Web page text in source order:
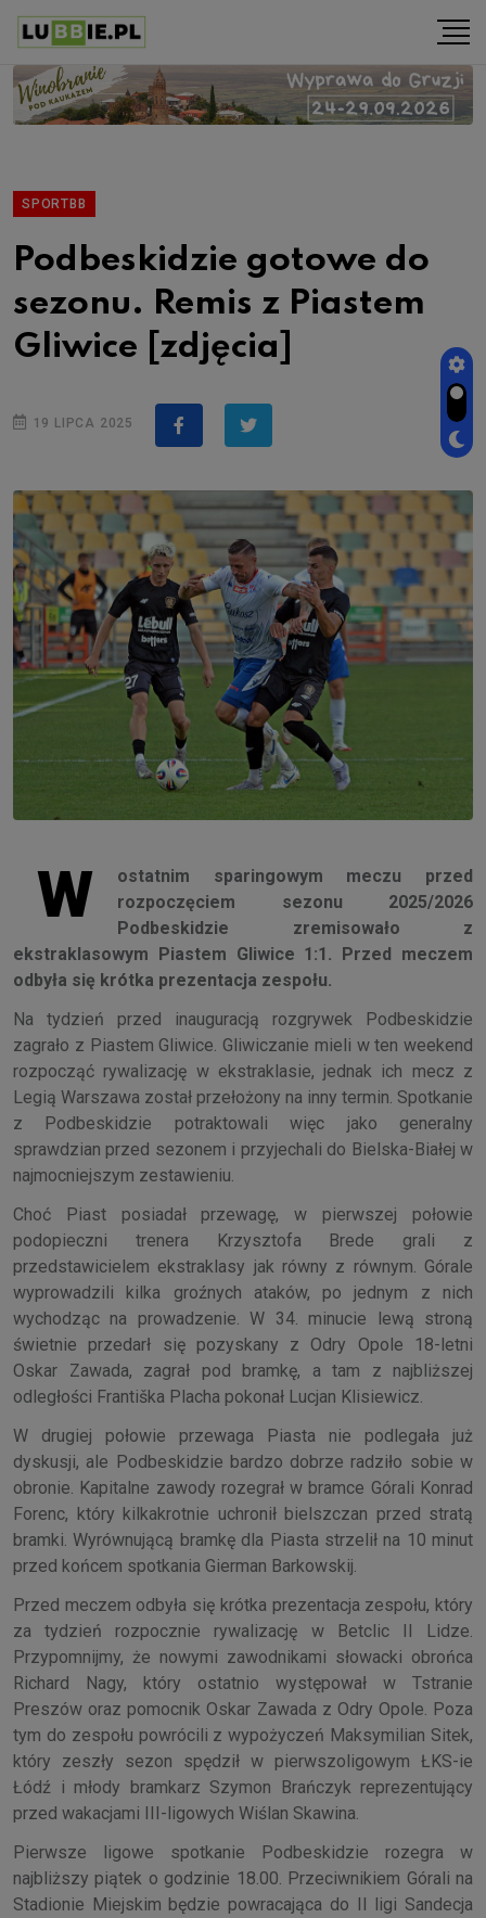
SPORTBB
Podbeskidzie gotowe do
sezonu. Remis z Piastem
Gliwice [zdjęcia]
19 LIPCA 2025
W
ostatnim sparingowym meczu przed
rozpoczęciem sezonu 2025/2026
Podbeskidzie zremisowało z
ekstraklasowym Piastem Gliwice 1:1. Przed meczem
odbyła się krótka prezentacja zespołu.
Na tydzień przed inauguracją rozgrywek Podbeskidzie
zagrało z Piastem Gliwice. Gliwiczanie mieli w ten weekend
rozpocząć rywalizację w ekstraklasie, jednak ich mecz z
Legią Warszawa został przełożony na inny termin. Spotkanie
z Podbeskidzie potraktowali więc jako generalny
sprawdzian przed sezonem i przyjechali do Bielska-Białej w
najmocniejszym zestawieniu.
Choć Piast posiadał przewagę, w pierwszej połowie
podopieczni trenera Krzysztofa Brede grali z
przedstawicielem ekstraklasy jak równy z równym. Górale
wyprowadzili kilka groźnych ataków, po jednym z nich
wychodząc na prowadzenie. W 34. minucie lewą stroną
świetnie przedarł się pozyskany z Odry Opole 18-letni
Oskar Zawada, zagrał pod bramkę, a tam z najbliższej
odległości Františka Placha pokonał Lucjan Klisiewicz.
W drugiej połowie przewaga Piasta nie podlegała już
dyskusji, ale Podbeskidzie bardzo dobrze radziło sobie w
obronie. Kapitalne zawody rozegrał w bramce Górali Konrad
Forenc, który kilkakrotnie uchronił bielszczan przed stratą
bramki. Wyrównującą bramkę dla Piasta strzelił na 10 minut
przed końcem spotkania Gierman Barkowskij.
Przed meczem odbyła się krótka prezentacja zespołu, który
za tydzień rozpocznie rywalizację w Betclic II Lidze.
Przypomnijmy, że nowymi zawodnikami słowacki obrońca
Richard Nagy, który ostatnio występował w Tstranie
Preszów oraz pomocnik Oskar Zawada z Odry Opole. Poza
tym do zespołu powrócili z wypożyczeń Maksymilian Sitek,
który zeszły sezon spędził w pierwszoligowym ŁKS-ie
Łódź i młody bramkarz Szymon Brańczyk reprezentujący
przed wakacjami III-ligowych Wiślan Skawina.
Pierwsze ligowe spotkanie Podbeskidzie rozegra w
najbliższy piątek o godzinie 18.00. Przeciwnikiem Górali na
Stadionie Miejskim będzie powracająca do II ligi Sandecja